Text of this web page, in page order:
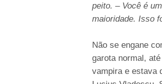
peito. – Você é
maioridade. Isso
Não se engane
garota normal,
vampira e estava